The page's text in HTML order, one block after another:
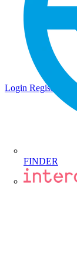
FINDER
Login Registrati